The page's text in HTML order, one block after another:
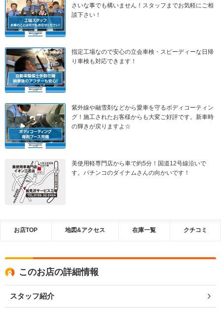
さいな事でも構いません！スタッフまでお気軽にご相
談下さい！
指定工場なので安心の立会車検・スピーディーな日帰
り車検も対応できます！
紫外線や融雪剤などから愛車を守るボディコーティン
グ！施工されたお客様からも大変ご好評です。新車時
の輝きが戻りますよ☆
美使用軽専門店から車で約5分！国道12号線沿いで
す。パチンコのダイナムさんの向かいです！
お店TOP 地図&アクセス 在庫一覧 クチコミ
このお店の詳細情報
スタッフ紹介